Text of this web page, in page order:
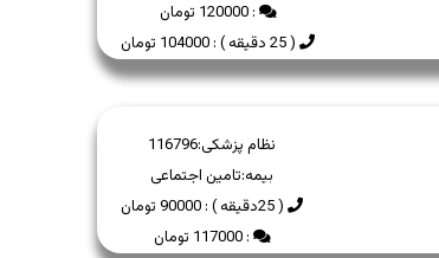
: 120000 تومان
( 25 دقیقه ) : 104000 تومان
نظام پزشکی:116796
بیمه:تامین اجتماعی
( 25دقیقه ) : 90000 تومان
: 117000 تومان